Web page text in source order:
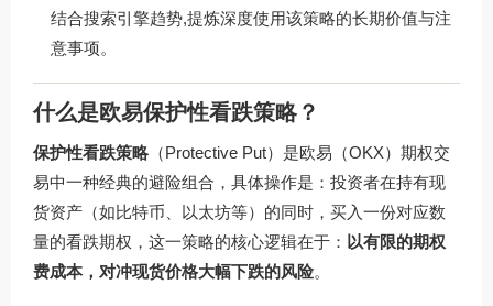
结合搜索引擎趋势,提炼深度使用该策略的长期价值与注
意事项。
什么是欧易保护性看跌策略？
保护性看跌策略 （Protective Put）是欧易（OKX）期权交
易中一种经典的避险组合，具体操作是：投资者在持有现
货资产（如比特币、以太坊等）的同时，买入一份对应数
量的看跌期权，这一策略的核心逻辑在于： 以有限的期权
费成本，对冲现货价格大幅下跌的风险。